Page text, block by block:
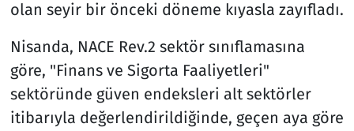
olan seyir bir önceki döneme kıyasla zayıfladı.
Nisanda, NACE Rev.2 sektör sınıflamasına
göre, "Finans ve Sigorta Faaliyetleri"
sektöründe güven endeksleri alt sektörler
itibarıyla değerlendirildiğinde, geçen aya göre